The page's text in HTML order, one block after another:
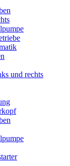
und rechts